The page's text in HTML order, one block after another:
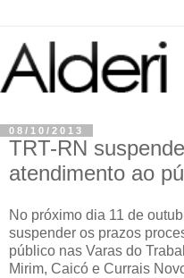
08/10/2013
TRT-RN
atendimento ao
No próximo dia 11 de
suspender os prazos
público nas Varas do
Mirim, Caicó e Currais